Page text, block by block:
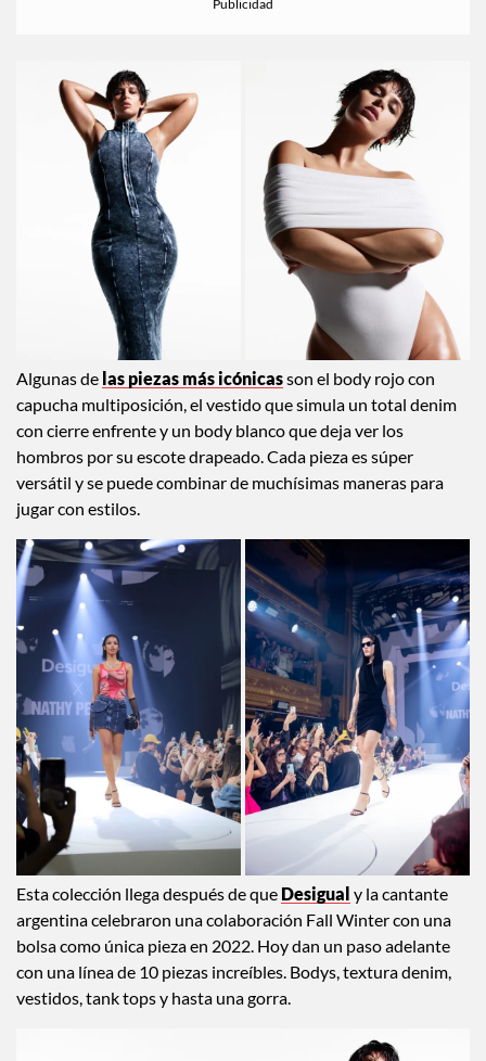
Algunas delas piezas más icónicasson el body rojo con
capucha multiposición, el vestido que simula un total denim
con cierre enfrente y un body blanco que deja ver los
hombros por su escote drapeado. Cada pieza es súper
versátil y se puede combinar de muchísimas maneras para
Esta colección llega después de queDesigualy la cantante
argentina celebraron una colaboración Fall Winter con una
bolsa como única pieza en 2022. Hoy dan un paso adelante
con una línea de 10 piezas increíbles. Bodys, textura denim,